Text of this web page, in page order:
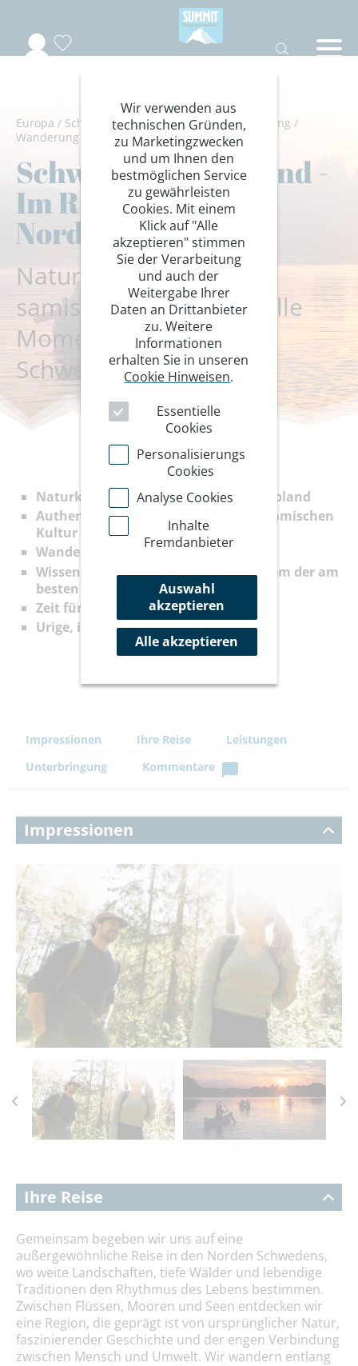
Europa / Schwedisch Lappland/Wandern/Trekking /
Wanderung Hotelstandort
Schwedisch Lappland -
Im Rhythmus des
Nordens
Naturwanderungen,
samische Kultur und stille
Momente im Norden
Schwedens
Naturkundliche Wanderungen in Lappland
Authentische Begegnungen mit der samischen
Kultur
Wandern mit Huskys
Wissenschaft hautnah erleben in einem der am
besten erforschten Moore der Welt
Zeit für Genuss und Entschleunigung
Urige, idyllisch gelegene Unterkunft
Impressionen Ihre Reise
Leistungen
Unterbringung
Kommentare
Impressionen
Ihre Reise
Gemeinsam begeben wir uns auf eine
außergewöhnliche Reise in den Norden Schwedens,
wo weite Landschaften, tiefe Wälder und lebendige
Traditionen den Rhythmus des Lebens bestimmen.
Zwischen Flüssen, Mooren und Seen entdecken wir
eine Region, die geprägt ist von ursprünglicher Natur,
faszinierender Geschichte und der engen Verbindung
zwischen Mensch und Umwelt. Wir wandern entlang
Wir verwenden aus
technischen Gründen,
zu Marketingzwecken
und um Ihnen den
bestmöglichen Service
zu gewährleisten
Cookies. Mit einem
Klick auf "Alle
akzeptieren" stimmen
Sie der Verarbeitung
und auch der
Weitergabe Ihrer
Daten an Drittanbieter
zu. Weitere
Informationen
erhalten Sie in unseren
Cookie Hinweisen.
Essentielle
Cookies
Personalisierungs
Cookies
Analyse Cookies
Inhalte
Fremdanbieter
Auswahl
akzeptieren
Alle akzeptieren